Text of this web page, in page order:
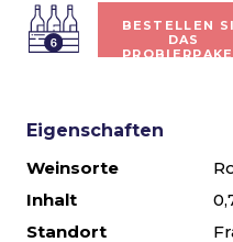
BESTELLEN
DAS
Eigenschaften
Weinsorte
Inhalt
Standort